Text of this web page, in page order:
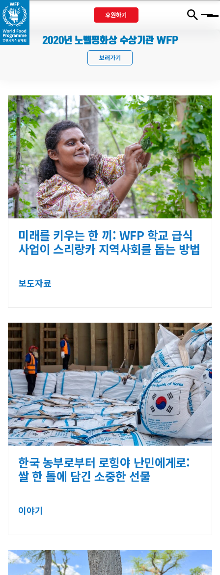
후원하기 Menu
2020년 노벨평화상 수상기관 WFP
보러가기
미래를 키우는 한 끼: WFP 학교 급식
사업이 스리랑카 지역사회를 돕는 방법
보도자료
한국 농부로부터 로힝야 난민에게로:
쌀 한 톨에 담긴 소중한 선물
이야기